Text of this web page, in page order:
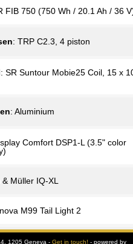
FIB 750 (750 Wh / 20.1 Ah / 36
: TRP C2.3, 4 piston
: SR Suntour Mobie25 Coil, 15 x
: Aluminium
Comfort DSP1-L (3.5" color
& Müller IQ-XL
M99 Tail Light 2
1205 Geneva - Get in touch! - powered by